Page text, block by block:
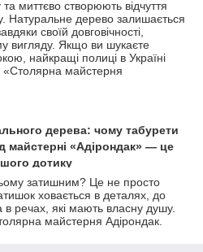
миттєво створюють відчуття
Натуральне дерево залишається
своїй довговічності,
вигляду. Якщо ви шукаєте
найкращі полиці в Україні
«Столярна майстерня
дерева: чому табурети
майстерні «Адірондак» — це
дотику
затишним? Це не просто
ховається в деталях, до
речах, які мають власну душу.
майстерня Адірондак.